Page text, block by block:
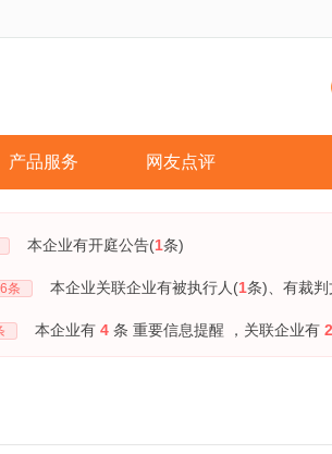
产品服务 网友点评
本企业有开庭公告(1条)
条 本企业关联企业有被执行人(1条) 、有裁
本企业有 4 条 重要信息提醒 ，关联企业有